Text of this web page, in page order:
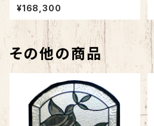
¥168,300
その他の商品